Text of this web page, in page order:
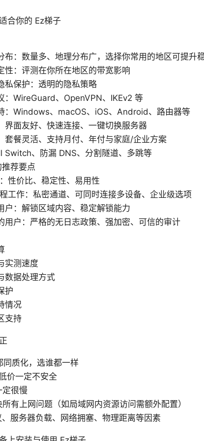
合你的 Ez梯子
布：数量多、地理分布广，选择你常用的地区可提升
性：评测在你所在地区的带宽影响
私保护：透明的隐私策略
：WireGuard、OpenVPN、IKEv2 等
：Windows、macOS、iOS、Android、路由器等
界面友好、快速连接、一键切换服务器
套餐灵活、支持月付、年付与家庭/企业方案
Switch、防漏 DNS、分割隧道、多跳等
荐要点
性价比、稳定性、易用性
工作：私密通道、可同时连接多设备、企业级选项
户：解锁区域内容、稳定解锁能力
用户：严格的无日志政策、强加密、可信的审计
实测速度
数据处理方式
护
情况
支持
质化，选谁都一样
价一定不安全
很慢
有上网问题（如局域网内资源访问需额外配置）
服务器负载、网络拥塞、物理距离等因素